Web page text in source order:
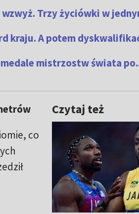
Trzy życiówki w
kraju. A potem
mistrzostw świata
Czytaj też
co